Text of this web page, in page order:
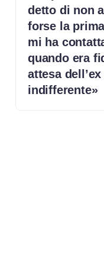
detto di non
forse la
mi ha
quando era
attesa
indifferente»